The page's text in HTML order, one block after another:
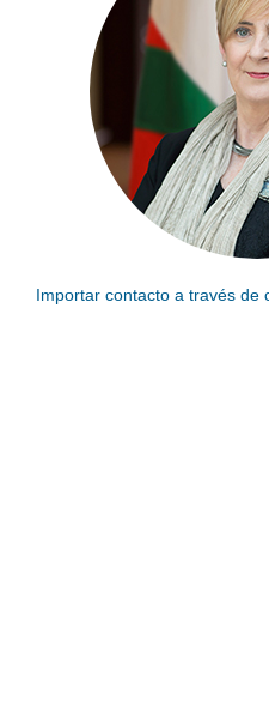
Importar contacto a través de